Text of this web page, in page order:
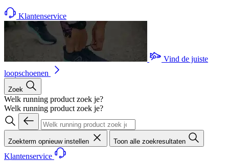
Klantenservice
Vind de juiste
loopschoenen
Zoek
Welk running product zoek je?
Welk running product zoek je?
Zoekterm opnieuw instellen Toon alle zoekresultaten
Klantenservice